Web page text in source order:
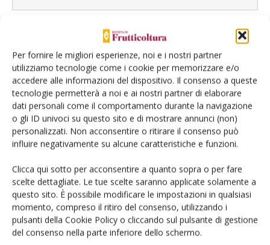
Per fornire le migliori esperienze, noi e i nostri partner
utilizziamo tecnologie come i cookie per memorizzare e/o
accedere alle informazioni del dispositivo. Il consenso a queste
tecnologie permetterà a noi e ai nostri partner di elaborare
dati personali come il comportamento durante la navigazione
o gli ID univoci su questo sito e di mostrare annunci (non)
personalizzati. Non acconsentire o ritirare il consenso può
influire negativamente su alcune caratteristiche e funzioni.
Clicca qui sotto per acconsentire a quanto sopra o per fare
scelte dettagliate. Le tue scelte saranno applicate solamente a
questo sito. È possibile modificare le impostazioni in qualsiasi
momento, compreso il ritiro del consenso, utilizzando i
pulsanti della Cookie Policy o cliccando sul pulsante di gestione
del consenso nella parte inferiore dello schermo.
L'Esperto risponde
I consigli di Terra e Vita agli agricoltori
Cerca adesso
Dalla stessa categoria